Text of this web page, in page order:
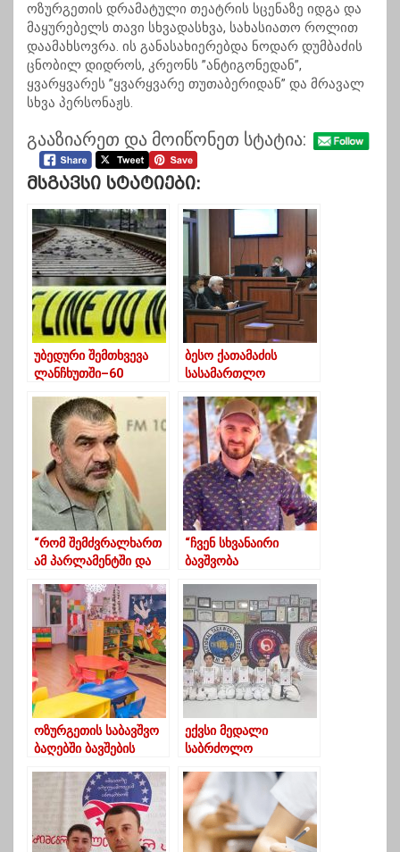
ოზურგეთის დრამატული თეატრის სცენაზე იდგა და
მაყურებელს თავი სხვადასხვა, სახასიათო როლით
დაამახსოვრა. ის განასახიერებდა ნოდარ დუმბაძის
ცნობილ დიდროს, კრეონს ”ანტიგონედან”,
ყვარყვარეს ”ყვარყვარე თუთაბერიდან” და მრავალ
სხვა პერსონაჟს.
გააზიარეთ და მოიწონეთ სტატია:
Მსგავსი Სტატიები:
უბედური შემთხვევა
ლანჩხუთში–60
მატარებელი დაეჯახა
ბესო ქათამაძის
სასამართლო
სამშაბათისთვის
გადაიდო
“რომ შემძვრალხართ
ამ პარლამენტში და
გააკეთეთ გურიისთვის
რაცხა”
“ჩვენ სხვანაირი
ბავშვობა
ჰგავდა”
ოზურგეთის საბავშვო
ბაღებში ბავშების
ორშაბათიდან
დაიწყება
ექვსი მედალი
საბრძოლო
ჩემპიონატიდან